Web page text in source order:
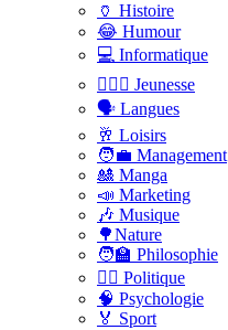
🏺 Histoire
😂 Humour
💻 Informatique
🤸🏽‍♀️ Jeunesse
🗣 Langues
🥂 Loisirs
🧑‍💼 Management
🎎 Manga
📣 Marketing
🎶 Musique
🌳Nature
🧑‍🏫 Philosophie
👨‍⚖️ Politique
🧠 Psychologie
🏅 Sport